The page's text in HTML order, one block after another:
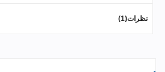
نظرات(1)